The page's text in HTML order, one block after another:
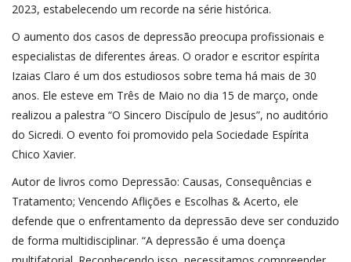
2023, estabelecendo um recorde na série histórica.
O aumento dos casos de depressão preocupa profissionais e
especialistas de diferentes áreas. O orador e escritor espírita
Izaias Claro é um dos estudiosos sobre tema há mais de 30
anos. Ele esteve em Três de Maio no dia 15 de março, onde
realizou a palestra “O Sincero Discípulo de Jesus”, no auditório
do Sicredi. O evento foi promovido pela Sociedade Espírita
Chico Xavier.
Autor de livros como Depressão: Causas, Consequências e
Tratamento; Vencendo Aflições e Escolhas & Acerto, ele
defende que o enfrentamento da depressão deve ser conduzido
de forma multidisciplinar. “A depressão é uma doença